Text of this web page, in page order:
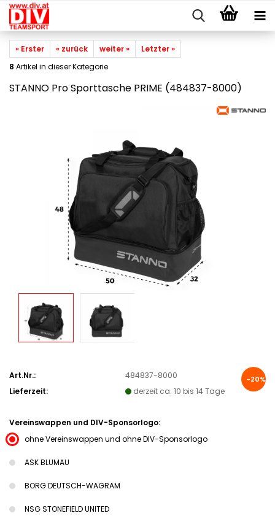
« Erster « zurück weiter »
Letzter »
8 Artikel in dieser Kategorie
STANNO Pro Sporttasche PRIME (484837-8000)
-20%
Art.Nr.:
484837-8000
Lieferzeit:
derzeit ca. 10 bis 14 Tage
Vereinswappen und DIV-Sponsorlogo:
ohne Vereinswappen und ohne DIV-Sponsorlogo
ASK BLUMAU
BORG DEUTSCH-WAGRAM
NSG STONEFIELD UNITED